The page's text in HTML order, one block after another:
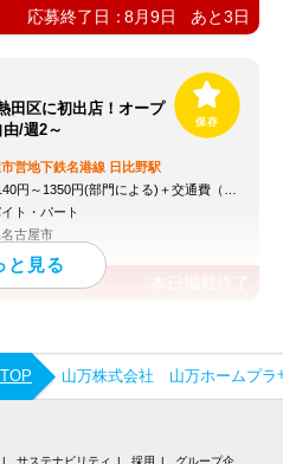
応募終了日：8月9日 あと3日
田区に初出店！オープ
/週2～
営地下鉄名港線 日比野駅
円～1350円(部門による)＋交通費（社内規定）
ト・パート
古屋市
山万株式会社 山万ホームプラ
サステナビリティ 採用 グループ企